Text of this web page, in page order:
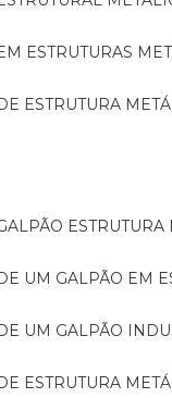
ESTRUTURAS
ESTRUTURA
DE UM GALPÃO EM
DE UM GALPÃO
ESTRUTURA